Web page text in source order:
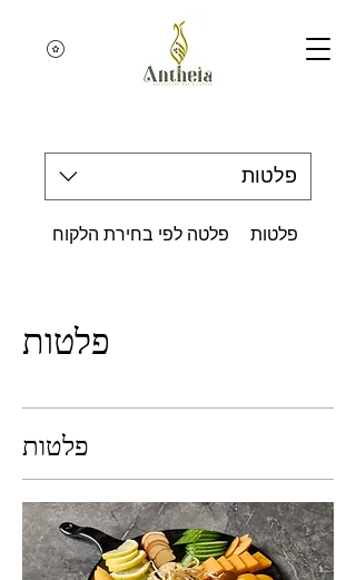
פלטות
פלטות פלטה לפי בחירת הלקוח
פלטות
פלטות